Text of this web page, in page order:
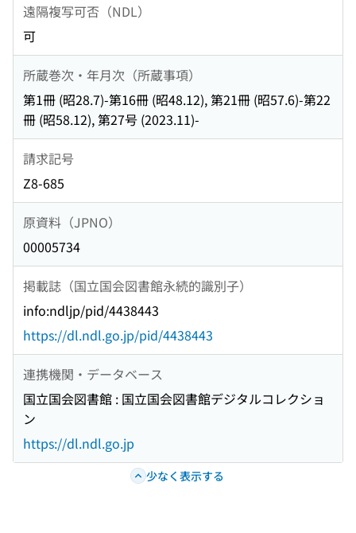
遠隔複写可否（NDL）
可
所蔵巻次・年月次（所蔵事項）
第1冊 (昭28.7)-第16冊 (昭48.12), 第21冊 (昭57.6)-第22
冊 (昭58.12), 第27号 (2023.11)-
請求記号
Z8-685
原資料（JPNO）
00005734
掲載誌（国立国会図書館永続的識別子）
info:ndljp/pid/4438443
https://dl.ndl.go.jp/pid/4438443
連携機関・データベース
国立国会図書館 : 国立国会図書館デジタルコレクショ
ン
https://dl.ndl.go.jp
少なく表示する